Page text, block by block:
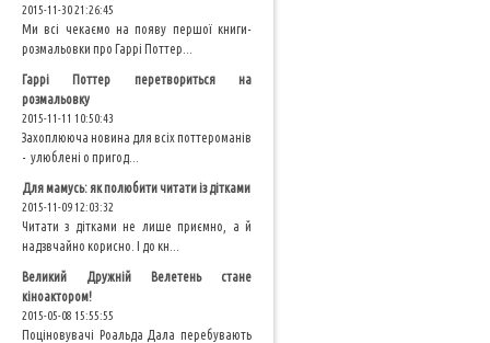
2015-11-30 21:26:45
Ми всі чекаємо на появу першої книги-
розмальовки про Гаррі Поттер...
Гаррі Поттер перетвориться на
розмальовку
2015-11-11 10:50:43
Захоплююча новина для всіх поттероманів
- улюблені о пригод...
Для мамусь: як полюбити читати із дітками
2015-11-09 12:03:32
Читати з дітками не лише приємно, а й
надзвчайно корисно. І до кн...
Великий Дружній Велетень стане
кіноактором!
2015-05-08 15:55:55
Поціновувачі Роальда Дала перебувають